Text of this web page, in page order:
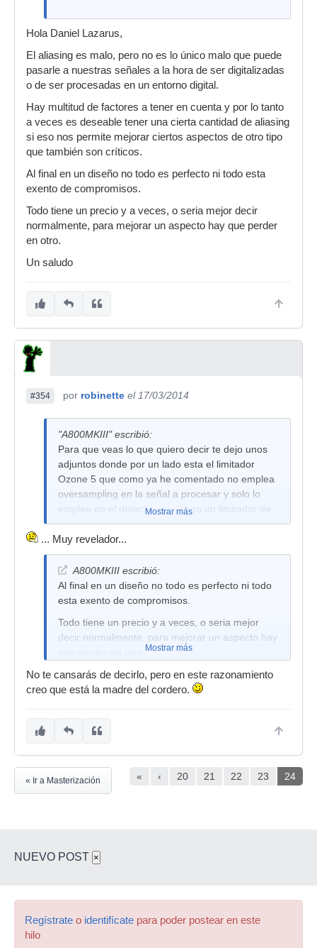
Hola Daniel Lazarus,
El aliasing es malo, pero no es lo único malo que puede
pasarle a nuestras señales a la hora de ser digitalizadas
o de ser procesadas en un entorno digital.
Hay multitud de factores a tener en cuenta y por lo tanto
a veces es deseable tener una cierta cantidad de aliasing
si eso nos permite mejorar ciertos aspectos de otro tipo
que también son críticos.
Al final en un diseño no todo es perfecto ni todo esta
exento de compromisos.
Todo tiene un precio y a veces, o seria mejor decir
normalmente, para mejorar un aspecto hay que perder
en otro.
Un saludo
#354 por robinette el 17/03/2014
"A800MKIII" escribió:
Para que veas lo que quiero decir te dejo unos
adjuntos donde por un lado esta el limitador
Ozone 5 que como ya he comentado no emplea
oversampling en la señal a procesar y solo lo
emplea en el detector y por otro un limitador de
Melda Produccion donde es posible variar el
oversampling para la señal a procesar desde x1
a x16.
En las imágenes se puede ver por un lado la
diferencia entre la señal original y la señal
procesada (cada una esta en un canal) tanto en
su contenido armónico como en su respuesta
temporal y de fase.
Mostrar más
... Muy revelador...
A800MKIII escribió:
Al final en un diseño no todo es perfecto ni todo
esta exento de compromisos.
Todo tiene un precio y a veces, o seria mejor
decir normalmente, para mejorar un aspecto hay
Mostrar más
No te cansarás de decirlo, pero en este razonamiento
creo que está la madre del cordero.
« ‹ 20 21 22 23 24
« Ir a Masterización
NUEVO POST ×
Regístrate o identifícate para poder postear en este
hilo